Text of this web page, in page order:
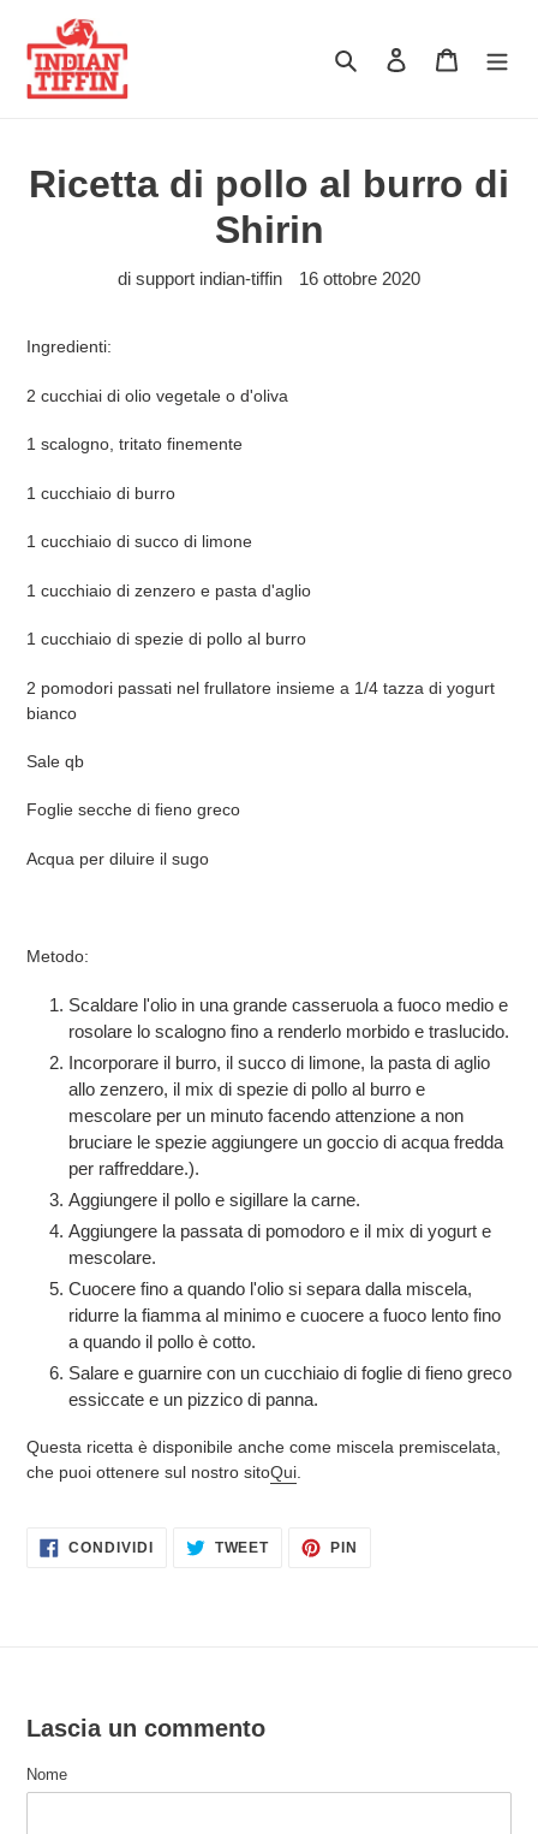
Cerca Accedi Carrello
Ricetta di pollo al burro di
Shirin
di support indian-tiffin 16 ottobre 2020
Ingredienti:
2 cucchiai di olio vegetale o d'oliva
1 scalogno, tritato finemente
1 cucchiaio di burro
1 cucchiaio di succo di limone
1 cucchiaio di zenzero e pasta d'aglio
1 cucchiaio di spezie di pollo al burro
2 pomodori passati nel frullatore insieme a 1/4 tazza di yogurt
bianco
Sale qb
Foglie secche di fieno greco
Acqua per diluire il sugo
Metodo:
Scaldare l'olio in una grande casseruola a fuoco medio e
rosolare lo scalogno fino a renderlo morbido e traslucido.
Incorporare il burro, il succo di limone, la pasta di aglio
allo zenzero, il mix di spezie di pollo al burro e
mescolare per un minuto facendo attenzione a non
bruciare le spezie aggiungere un goccio di acqua fredda
per raffreddare.).
Aggiungere il pollo e sigillare la carne.
Aggiungere la passata di pomodoro e il mix di yogurt e
mescolare.
Cuocere fino a quando l'olio si separa dalla miscela,
ridurre la fiamma al minimo e cuocere a fuoco lento fino
a quando il pollo è cotto.
Salare e guarnire con un cucchiaio di foglie di fieno greco
essiccate e un pizzico di panna.
Questa ricetta è disponibile anche come miscela premiscelata,
che puoi ottenere sul nostro sitoQui
CONDIVIDI CONDIVIDI SU FACEBOOK
TWEET TWITTA SU TWITTER
PIN
Lascia un commento
Nome